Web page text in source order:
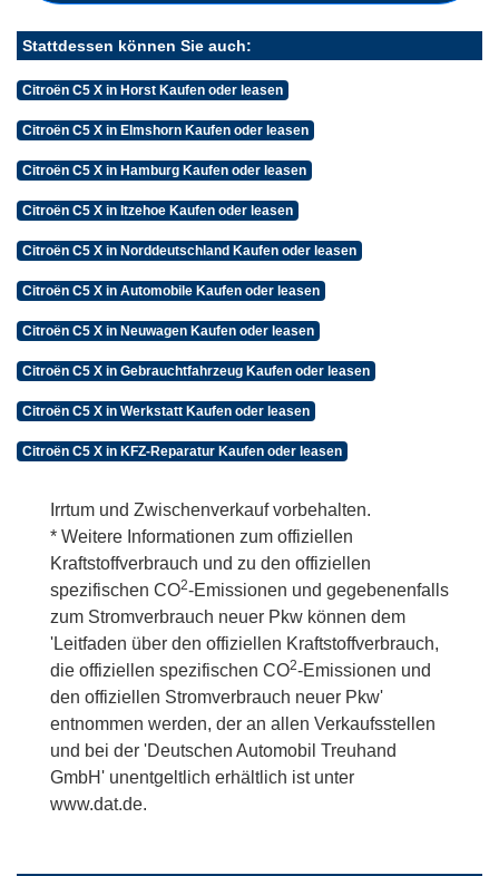
Stattdessen können Sie auch:
Citroën C5 X in Horst Kaufen oder leasen
Citroën C5 X in Elmshorn Kaufen oder leasen
Citroën C5 X in Hamburg Kaufen oder leasen
Citroën C5 X in Itzehoe Kaufen oder leasen
Citroën C5 X in Norddeutschland Kaufen oder leasen
Citroën C5 X in Automobile Kaufen oder leasen
Citroën C5 X in Neuwagen Kaufen oder leasen
Citroën C5 X in Gebrauchtfahrzeug Kaufen oder leasen
Citroën C5 X in Werkstatt Kaufen oder leasen
Citroën C5 X in KFZ-Reparatur Kaufen oder leasen
Irrtum und Zwischenverkauf vorbehalten.
* Weitere Informationen zum offiziellen
Kraftstoffverbrauch und zu den offiziellen
spezifischen CO2-Emissionen und gegebenenfalls
zum Stromverbrauch neuer Pkw können dem
'Leitfaden über den offiziellen Kraftstoffverbrauch,
die offiziellen spezifischen CO2-Emissionen und
den offiziellen Stromverbrauch neuer Pkw'
entnommen werden, der an allen Verkaufsstellen
und bei der 'Deutschen Automobil Treuhand
GmbH' unentgeltlich erhältlich ist unter
www.dat.de.